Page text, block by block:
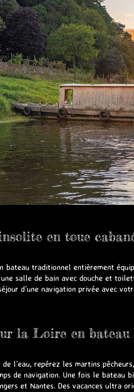
en toue
bateau traditionnel entièrement
salle de bain avec douche et
d’une navigation privée avec
la Loire en
l’eau, repérez les martins
de navigation. Une fois le bateau
et Nantes. Des vacances ultra